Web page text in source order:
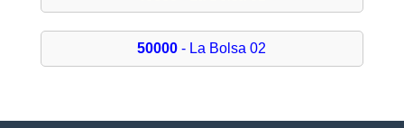
50000 - La Bolsa 02